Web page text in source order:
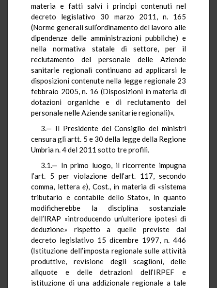
materia e fatti salvi i principi contenuti nel
decreto legislativo 30 marzo 2011, n. 165
(Norme generali sull’ordinamento del lavoro alle
dipendenze delle amministrazioni pubbliche) e
nella normativa statale di settore, per il
reclutamento del personale delle Aziende
sanitarie regionali continuano ad applicarsi le
disposizioni contenute nella legge regionale 23
febbraio 2005, n. 16 (Disposizioni in materia di
dotazioni organiche e di reclutamento del
personale nelle Aziende sanitarie regionali)».
3.— Il Presidente del Consiglio dei ministri
censura gli artt. 5 e 30 della legge della Regione
Umbria n. 4 del 2011 sotto tre profili.
3.1.— In primo luogo, il ricorrente impugna
l’art. 5 per violazione dell’art. 117, secondo
comma, letterae), Cost., in materia di «sistema
tributario e contabile dello Stato», in quanto
modificherebbe la disciplina sostanziale
dell’IRAP «introducendo un’ulteriore ipotesi di
deduzione» rispetto a quelle previste dal
decreto legislativo 15 dicembre 1997, n. 446
(Istituzione dell’imposta regionale sulle attività
produttive, revisione degli scaglioni, delle
aliquote e delle detrazioni dell’IRPEF e
istituzione di una addizionale regionale a tale